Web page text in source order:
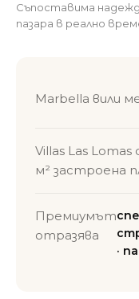
Съпоставима
пазара в реално
Marbella вили
Villas Las
м² застроена
Премиумът
отразява
·